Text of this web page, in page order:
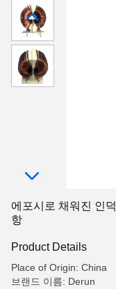
에포시로 채워진 인
항
Product Details
Place of Origin: China
브랜드 이름: Derun